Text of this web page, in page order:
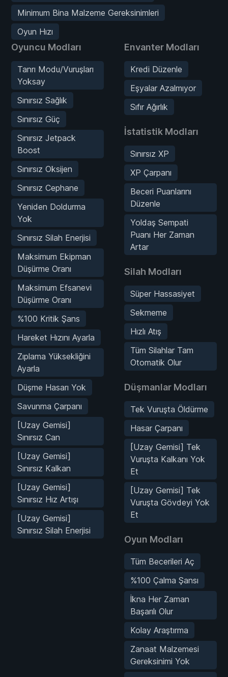
Minimum Bina Malzeme Gereksinimleri
Oyun Hızı
Oyuncu Modları
Tanrı Modu/Vuruşları
Yoksay
Sınırsız Sağlık
Sınırsız Güç
Sınırsız Jetpack
Boost
Sınırsız Oksijen
Sınırsız Cephane
Yeniden Doldurma
Yok
Sınırsız Silah Enerjisi
Maksimum Ekipman
Düşürme Oranı
Maksimum Efsanevi
Düşürme Oranı
%100 Kritik Şans
Hareket Hızını Ayarla
Zıplama Yüksekliğini
Ayarla
Düşme Hasarı Yok
Savunma Çarpanı
[Uzay Gemisi]
Sınırsız Can
[Uzay Gemisi]
Sınırsız Kalkan
[Uzay Gemisi]
Sınırsız Hız Artışı
[Uzay Gemisi]
Sınırsız Silah Enerjisi
Envanter Modları
Kredi Düzenle
Eşyalar Azalmıyor
Sıfır Ağırlık
İstatistik Modları
Sınırsız XP
XP Çarpanı
Beceri Puanlarını
Düzenle
Yoldaş Sempati
Puanı Her Zaman
Artar
Silah Modları
Süper Hassasiyet
Sekmeme
Hızlı Atış
Tüm Silahlar Tam
Otomatik Olur
Düşmanlar Modları
Tek Vuruşta Öldürme
Hasar Çarpanı
[Uzay Gemisi] Tek
Vuruşta Kalkanı Yok
Et
[Uzay Gemisi] Tek
Vuruşta Gövdeyi Yok
Et
Oyun Modları
Tüm Becerileri Aç
%100 Çalma Şansı
İkna Her Zaman
Başarılı Olur
Kolay Araştırma
Zanaat Malzemesi
Gereksinimi Yok